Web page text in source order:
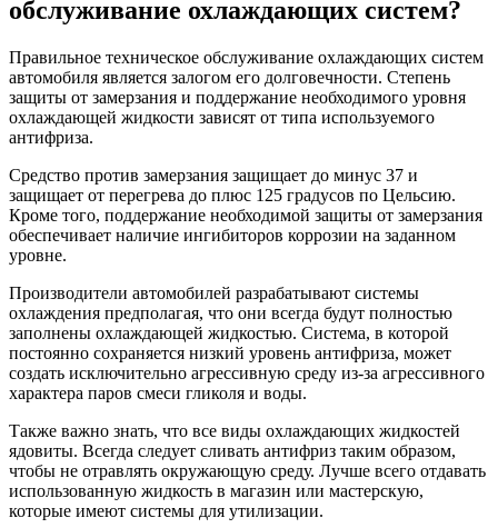
обслуживание охлаждающих систем?
Правильное техническое обслуживание охлаждающих систем
автомобиля является залогом его долговечности. Степень
защиты от замерзания и поддержание необходимого уровня
охлаждающей жидкости зависят от типа используемого
антифриза.
Средство против замерзания защищает до минус 37 и
защищает от перегрева до плюс 125 градусов по Цельсию.
Кроме того, поддержание необходимой защиты от замерзания
обеспечивает наличие ингибиторов коррозии на заданном
уровне.
Производители автомобилей разрабатывают системы
охлаждения предполагая, что они всегда будут полностью
заполнены охлаждающей жидкостью. Система, в которой
постоянно сохраняется низкий уровень антифриза, может
создать исключительно агрессивную среду из-за агрессивного
характера паров смеси гликоля и воды.
Также важно знать, что все виды охлаждающих жидкостей
ядовиты. Всегда следует сливать антифриз таким образом,
чтобы не отравлять окружающую среду. Лучше всего отдавать
использованную жидкость в магазин или мастерскую,
которые имеют системы для утилизации.